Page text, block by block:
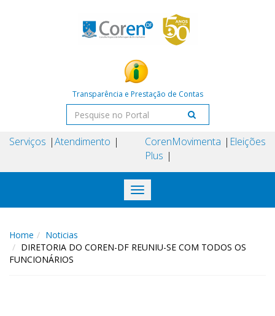
Transparência e Prestação de Contas
Serviços Atendimento
Coren
Plus
Movimenta Eleições
Toggle
navigation
Home
Noticias
DIRETORIA DO COREN-DF REUNIU-SE COM TODOS OS
FUNCIONÁRIOS